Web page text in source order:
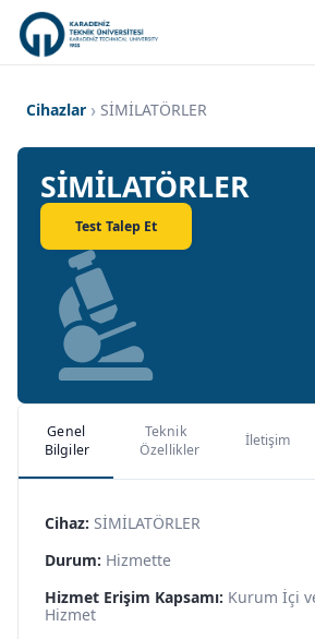
Cihazlar SİMİLATÖRLER
SİMİLATÖRLER
Test Talep Et
Genel
Bilgiler
Teknik
Özellikler
İletişim
Cihaz: SİMİLATÖRLER
Durum: Hizmette
Hizmet Erişim Kapsamı: Kurum İçi
Hizmet